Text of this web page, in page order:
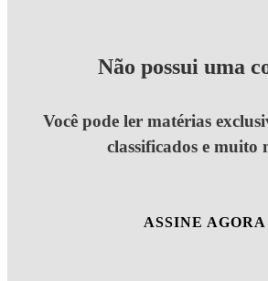
Não possui uma
Você pode ler matérias
classificados e muito
ASSINE AGORA